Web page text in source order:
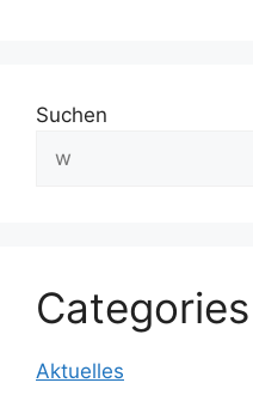
Suchen
Categories
Aktuelles